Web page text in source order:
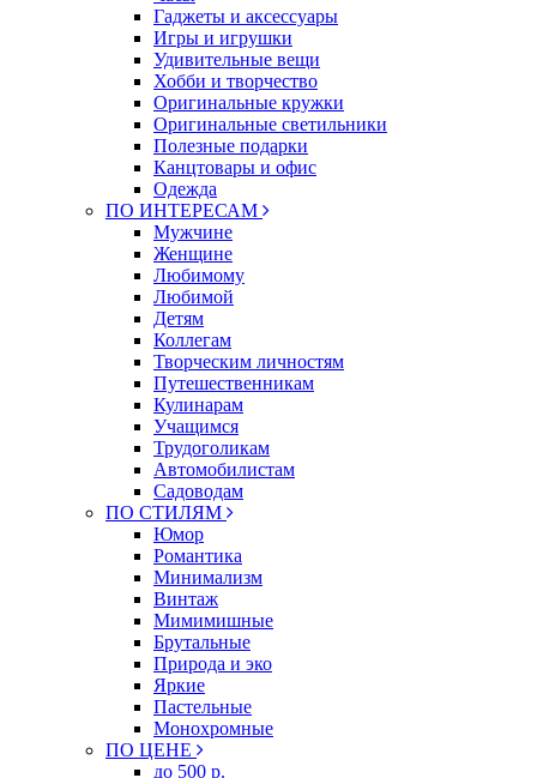
Гаджеты и аксессуары
Игры и игрушки
Удивительные вещи
Хобби и творчество
Оригинальные кружки
Оригинальные светильники
Полезные подарки
Канцтовары и офис
Одежда
ПО ИНТЕРЕСАМ
Мужчине
Женщине
Любимому
Любимой
Детям
Коллегам
Творческим личностям
Путешественникам
Кулинарам
Учащимся
Трудоголикам
Автомобилистам
Садоводам
ПО СТИЛЯМ
Юмор
Романтика
Минимализм
Винтаж
Мимимишные
Брутальные
Природа и эко
Яркие
Пастельные
Монохромные
ПО ЦЕНЕ
до 500 р.